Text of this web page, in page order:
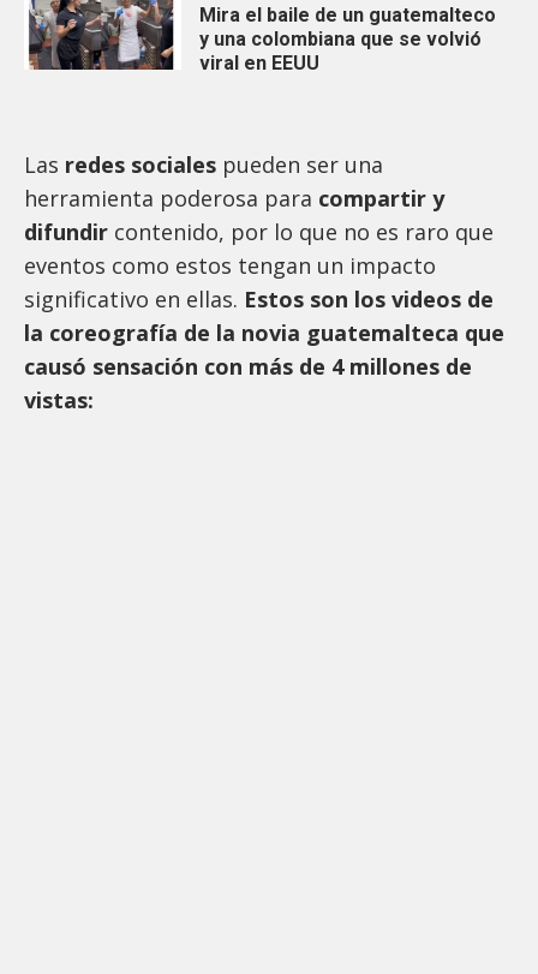
Mira el baile de un guatemalteco
y una colombiana que se volvió
viral en EEUU
Las redes sociales pueden ser una
herramienta poderosa para compartir y
difundir contenido, por lo que no es raro que
eventos como estos tengan un impacto
significativo en ellas. Estos son los videos de
la coreografía de la novia guatemalteca que
causó sensación con más de 4 millones de
vistas: